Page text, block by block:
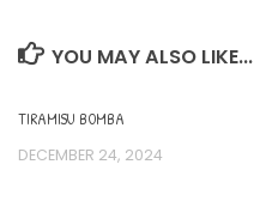
YOU MAY ALSO LIKE...
TIRAMISU BOMBA
DECEMBER 24, 2024